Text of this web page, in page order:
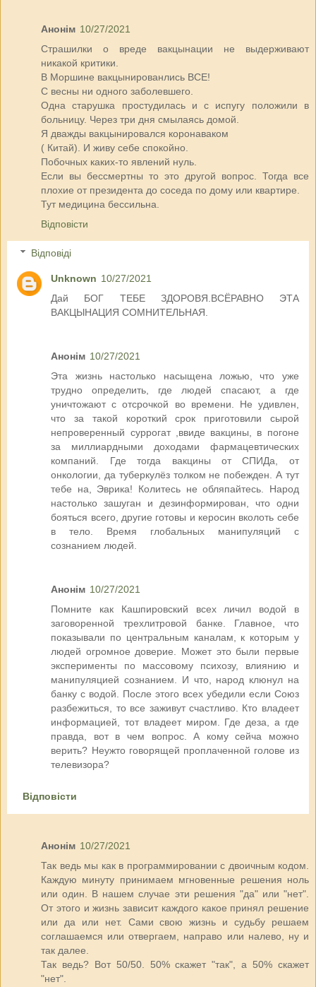
Анонім 10/27/2021
Страшилки о вреде вакцынации не выдерживают
никакой критики.
В Моршине вакцынированлись ВСЕ!
С весны ни одного заболевшего.
Одна старушка простудилась и с испугу положили в
больницу. Через три дня смылаясь домой.
Я дважды вакцынировался коронаваком
( Китай). И живу себе спокойно.
Побочных каких-то явлений нуль.
Если вы бессмертны то это другой вопрос. Тогда все
плохие от президента до соседа по дому или квартире.
Тут медицина бессильна.
Відповісти
Відповіді
Unknown 10/27/2021
Дай БОГ ТЕБЕ ЗДОРОВЯ.ВСЁРАВНО ЭТА
ВАКЦЫНАЦИЯ СОМНИТЕЛЬНАЯ.
Анонім 10/27/2021
Эта жизнь настолько насыщена ложью, что уже
трудно определить, где людей спасают, а где
уничтожают с отсрочкой во времени. Не удивлен,
что за такой короткий срок приготовили сырой
непроверенный суррогат ,ввиде вакцины, в погоне
за миллиардными доходами фармацевтических
компаний. Где тогда вакцины от СПИДа, от
онкологии, да туберкулёз толком не побежден. А тут
тебе на, Эврика! Колитесь не обляпайтесь. Народ
настолько зашуган и дезинформирован, что одни
бояться всего, другие готовы и керосин вколоть себе
в тело. Время глобальных манипуляций с
сознанием людей.
Анонім 10/27/2021
Помните как Кашпировский всех личил водой в
заговоренной трехлитровой банке. Главное, что
показывали по центральным каналам, к которым у
людей огромное доверие. Может это были первые
эксперименты по массовому психозу, влиянию и
манипуляцией сознанием. И что, народ клюнул на
банку с водой. После этого всех убедили если Союз
разбежиться, то все заживут счастливо. Кто владеет
информацией, тот владеет миром. Где деза, а где
правда, вот в чем вопрос. А кому сейча можно
верить? Неужто говорящей проплаченной голове из
телевизора?
Відповісти
Анонім 10/27/2021
Так ведь мы как в программировании с двоичным кодом.
Каждую минуту принимаем мгновенные решения ноль
или один. В нашем случае эти решения "да" или "нет".
От этого и жизнь зависит каждого какое принял решение
или да или нет. Сами свою жизнь и судьбу решаем
соглашаемся или отвергаем, направо или налево, ну и
так далее.
Так ведь? Вот 50/50. 50% скажет "так", а 50% скажет
"нет".